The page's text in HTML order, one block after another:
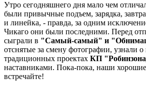
Утро сегодняшнего дня мало чем
были привычные подъем, зарядка,
и линейка, - правда, за одним
Чикаго они были последними. Перед
сыграли в "Самый-самый" и
отснятые за смену фотографии, узнали
традиционных проектах КП
наставниками. Пока-пока, наши
встречайте!